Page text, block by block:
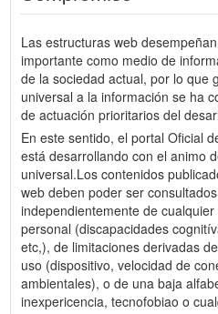
Las estructuras web
importante como medio de
de la sociedad actual, por lo que
universal a la información se ha
de actuación prioritarios del
En este sentido, el portal Oficial
está desarrollando con el animo
universal.Los contenidos
web deben poder ser
independientemente de
personal (discapacidades
etc,), de limitaciones derivadas
uso (dispositivo, velocidad de
ambientales), o de una baja
inexpericencia, tecnofobiao o